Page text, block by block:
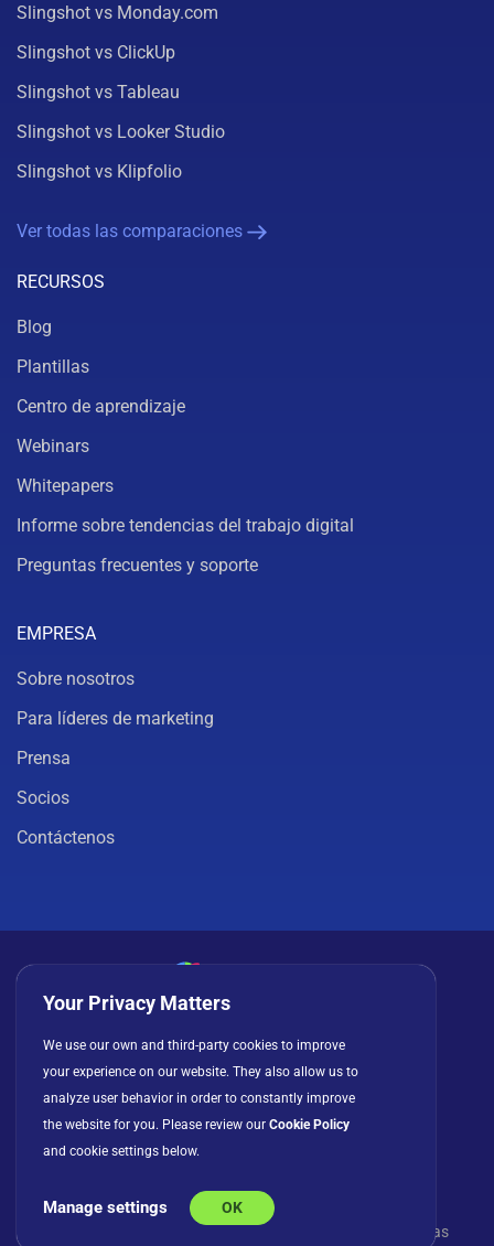
Slingshot vs Monday.com
Slingshot vs ClickUp
Slingshot vs Tableau
Slingshot vs Looker Studio
Slingshot vs Klipfolio
Ver todas las comparaciones
RECURSOS
Blog
Plantillas
Centro de aprendizaje
Webinars
Whitepapers
Informe sobre tendencias del trabajo digital
Preguntas frecuentes y soporte
EMPRESA
Sobre nosotros
Para líderes de marketing
Prensa
Socios
Contáctenos
Política de privacidad Cookies
Acuerdo de licencia
© Copyright 2026 INFRAGISTICS. Todos los derechos
reservados. Slingshot y el logotipo de Slingshot son marcas
Your Privacy Matters
We use our own and third-party cookies to improve
your experience on our website. They also allow us to
analyze user behavior in order to constantly improve
the website for you. Please review our Cookie Policy
and cookie settings below.
Manage settings OK